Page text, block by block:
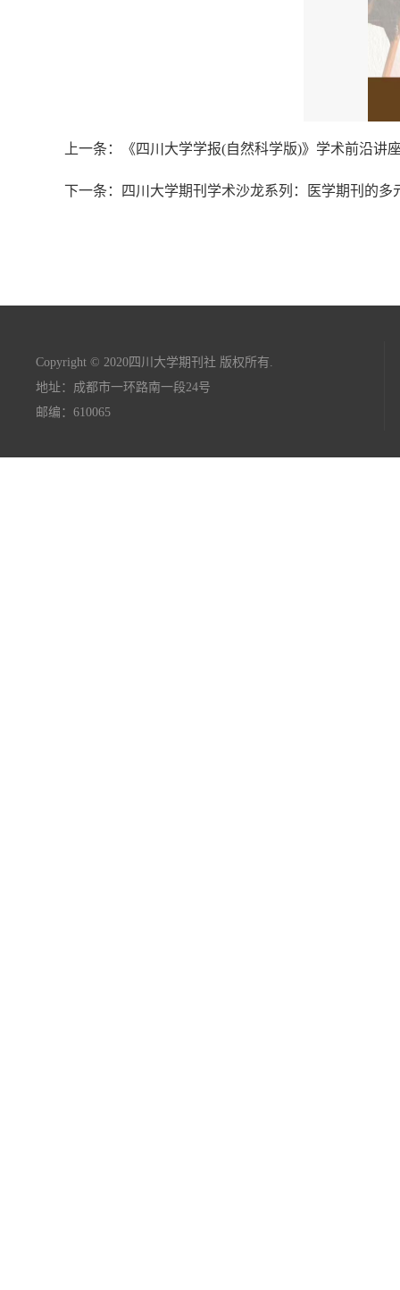
上一条：《四川大学学报(自然科学版)》学术前沿讲
下一条：四川大学期刊学术沙龙系列：医学期刊的多
Copyright © 2020四川大学期刊社 版权所有.
地址：成都市一环路南一段24号
邮编：610065